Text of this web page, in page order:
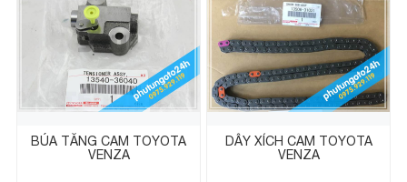
BÚA TĂNG CAM TOYOTA
VENZA
DÂY XÍCH CAM TOYOTA
VENZA